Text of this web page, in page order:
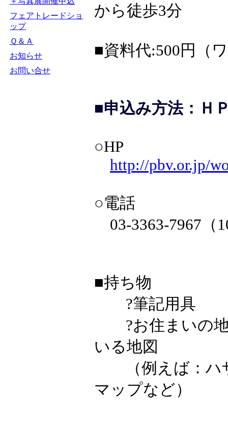
フェアトレードショ
ップ
Ｑ＆Ａ
お知らせ
お問い合せ
から徒歩3分
■資料代:500円（
■申込み方法：Ｈ
○HP
http://pbv.or.jp/
○電話
03-3363-7967（
■持ち物
?筆記用具
?お住まいの地
いる地図
（例えば：ハ
マップなど）